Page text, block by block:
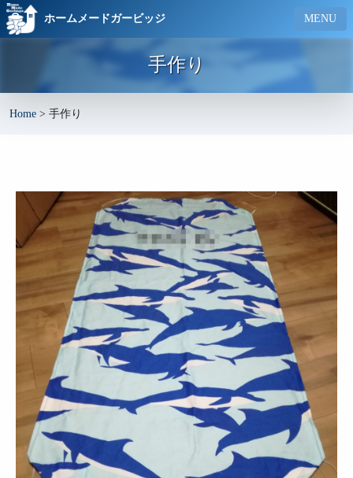
ホームメードガービッジ MENU
手作り
Home > 手作り